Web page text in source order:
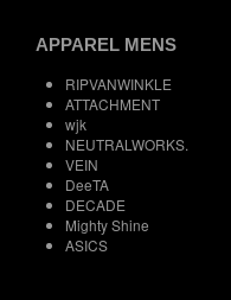
APPAREL MENS
RIPVANWINKLE
ATTACHMENT
wjk
NEUTRALWORKS.
VEIN
DeeTA
DECADE
Mighty Shine
ASICS